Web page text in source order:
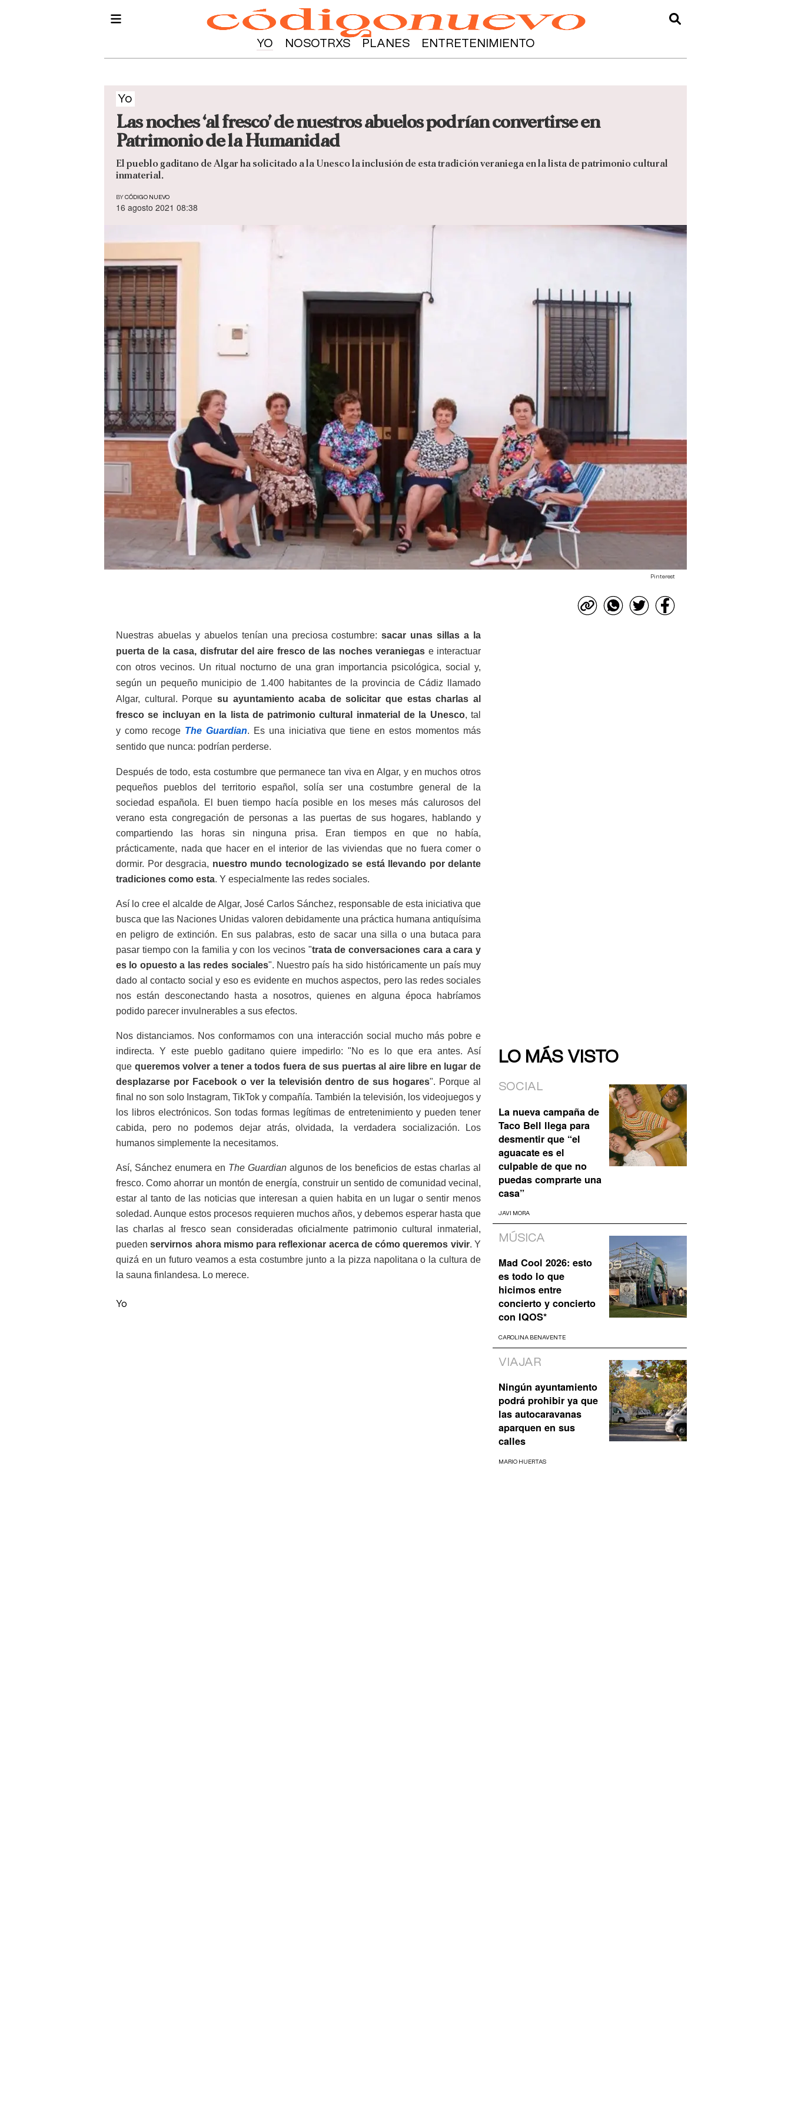
YO NOSOTRXS PLANES ENTRETENIMIENTO
Yo
Las noches ‘al fresco’ de nuestros abuelos podrían convertirse en
Patrimonio de la Humanidad
El pueblo gaditano de Algar ha solicitado a la Unesco la inclusión de esta tradición veraniega en la lista de patrimonio cultural
inmaterial.
BY CÓDIGO NUEVO
16 agosto 2021 08:38
Pinterest
Nuestras abuelas y abuelos tenían una preciosa costumbre: sacar unas sillas a la
puerta de la casa, disfrutar del aire fresco de las noches veraniegas e interactuar
con otros vecinos. Un ritual nocturno de una gran importancia psicológica, social y,
según un pequeño municipio de 1.400 habitantes de la provincia de Cádiz llamado
Algar, cultural. Porque su ayuntamiento acaba de solicitar que estas charlas al
fresco se incluyan en la lista de patrimonio cultural inmaterial de la Unesco, tal
y como recoge The Guardian. Es una iniciativa que tiene en estos momentos más
sentido que nunca: podrían perderse.
Después de todo, esta costumbre que permanece tan viva en Algar, y en muchos otros
pequeños pueblos del territorio español, solía ser una costumbre general de la
sociedad española. El buen tiempo hacía posible en los meses más calurosos del
verano esta congregación de personas a las puertas de sus hogares, hablando y
compartiendo las horas sin ninguna prisa. Eran tiempos en que no había,
prácticamente, nada que hacer en el interior de las viviendas que no fuera comer o
dormir. Por desgracia, nuestro mundo tecnologizado se está llevando por delante
tradiciones como esta. Y especialmente las redes sociales.
Así lo cree el alcalde de Algar, José Carlos Sánchez, responsable de esta iniciativa que
busca que las Naciones Unidas valoren debidamente una práctica humana antiquísima
en peligro de extinción. En sus palabras, esto de sacar una silla o una butaca para
pasar tiempo con la familia y con los vecinos "trata de conversaciones cara a cara y
es lo opuesto a las redes sociales". Nuestro país ha sido históricamente un país muy
dado al contacto social y eso es evidente en muchos aspectos, pero las redes sociales
nos están desconectando hasta a nosotros, quienes en alguna época habríamos
podido parecer invulnerables a sus efectos.
Nos distanciamos. Nos conformamos con una interacción social mucho más pobre e
indirecta. Y este pueblo gaditano quiere impedirlo: "No es lo que era antes. Así
que queremos volver a tener a todos fuera de sus puertas al aire libre en lugar de
desplazarse por Facebook o ver la televisión dentro de sus hogares". Porque al
final no son solo Instagram, TikTok y compañía. También la televisión, los videojuegos y
los libros electrónicos. Son todas formas legítimas de entretenimiento y pueden tener
cabida, pero no podemos dejar atrás, olvidada, la verdadera socialización. Los
humanos simplemente la necesitamos.
Así, Sánchez enumera en The Guardian algunos de los beneficios de estas charlas al
fresco. Como ahorrar un montón de energía, construir un sentido de comunidad vecinal,
estar al tanto de las noticias que interesan a quien habita en un lugar o sentir menos
soledad. Aunque estos procesos requieren muchos años, y debemos esperar hasta que
las charlas al fresco sean consideradas oficialmente patrimonio cultural inmaterial,
puedenservirnos ahora mismo para reflexionar acerca de cómo queremos vivir. Y
quizá en un futuro veamos a esta costumbre junto a la pizza napolitana o la cultura de
la sauna finlandesa. Lo merece.
Yo
LO MÁS VISTO
SOCIAL
La nueva campaña de
Taco Bell llega para
desmentir que “el
aguacate es el
culpable de que no
puedas comprarte una
casa”
JAVI MORA
MÚSICA
Mad Cool 2026: esto
es todo lo que
hicimos entre
concierto y concierto
con IQOS*
CAROLINA BENAVENTE
VIAJAR
Ningún ayuntamiento
podrá prohibir ya que
las autocaravanas
aparquen en sus
calles
MARIO HUERTAS